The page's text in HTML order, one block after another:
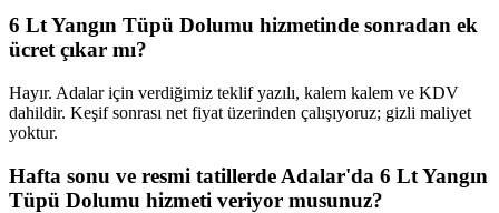
6 Lt Yangın Tüpü Dolumu hizmetinde sonradan ek
ücret çıkar mı?
Hayır. Adalar için verdiğimiz teklif yazılı, kalem kalem ve KDV
dahildir. Keşif sonrası net fiyat üzerinden çalışıyoruz; gizli maliyet
yoktur.
Hafta sonu ve resmi tatillerde Adalar'da 6 Lt Yangın
Tüpü Dolumu hizmeti veriyor musunuz?